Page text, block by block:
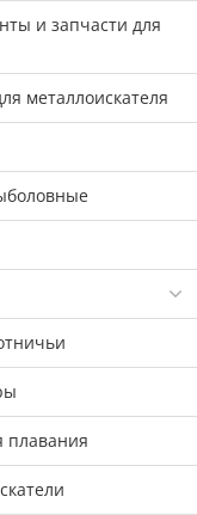
и запчасти для
металлоискателя
плавания